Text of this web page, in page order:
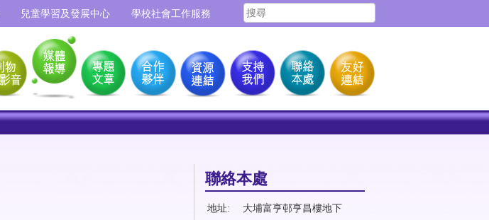
兒童學習及發展中心 學校社會工作服務
聯絡本處
地址:
大埔富亨邨亨昌樓地下